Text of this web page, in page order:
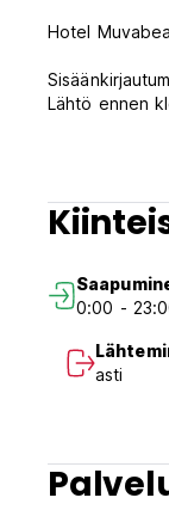
Hotel
Lähtö ennen
Verot
Yleistä:
Ei
0:00 -
asti